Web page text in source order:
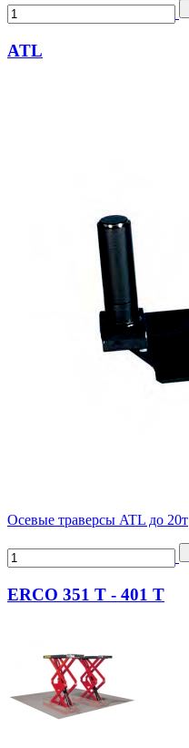
ATL
Осевые траверсы ATL до 20т
ERCO 351 T - 401 T